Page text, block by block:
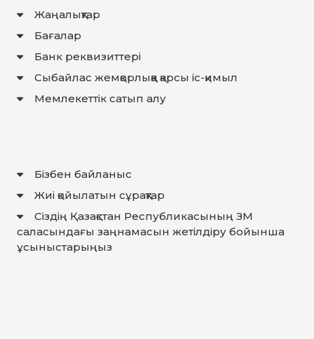
Жаңалықтар
Бағалар
Банк реквизиттері
Сыбайлас жемқорлыққа қарсы іс-қимыл
Мемлекеттiк сатып алу
Бізбен байланыс
Жиі қойылатын сұрақтар
Сіздің Қазақстан Республикасының ЗМ
саласындағы заңнамасын жетілдіру бойынша
ұсыныстарыңыз